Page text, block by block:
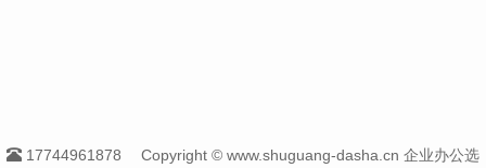
17744961878
Copyright © www.shuguang-dasha.cn 企业办公选